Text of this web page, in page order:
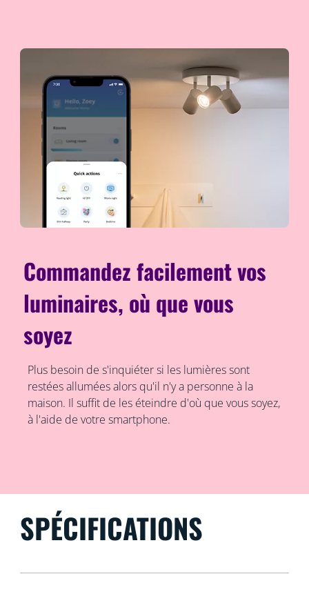
Commandez facilement vos
luminaires, où que vous
soyez
Plus besoin de s'inquiéter si les lumières sont
restées allumées alors qu'il n'y a personne à la
maison. Il suffit de les éteindre d'où que vous soyez,
à l'aide de votre smartphone.
SPÉCIFICATIONS